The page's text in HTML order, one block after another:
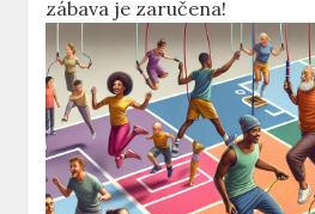
zábava je zaručena!